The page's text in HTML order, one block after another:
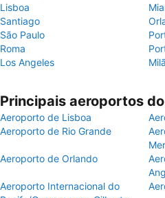
Lisboa
Santiago
São Paulo
Roma
Los Angeles
Principais aeroportos
Aeroporto de Lisboa
Aeroporto de Rio Grande
Aeroporto de Orlando
Aeroporto Internacional do